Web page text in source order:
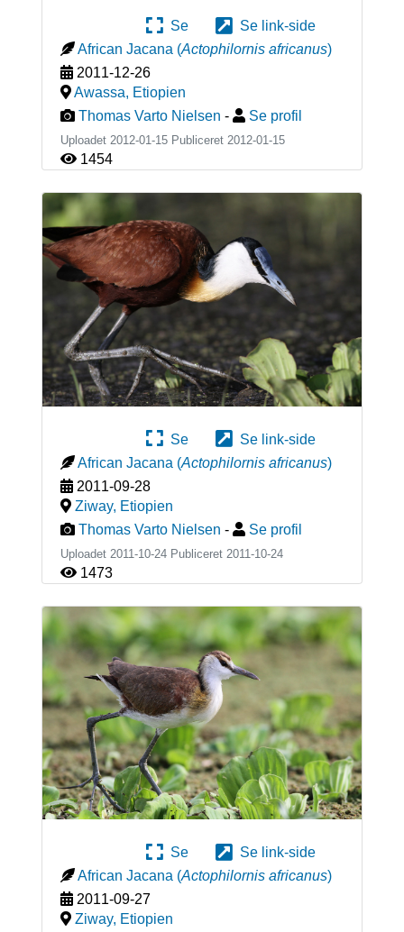
Se
Se link-side
African Jacana (Actophilornis africanus)
2011-12-26
Awassa, Etiopien
Thomas Varto Nielsen - Se profil
Uploadet 2012-01-15 Publiceret 2012-01-15
1454
Se
Se link-side
African Jacana (Actophilornis africanus)
2011-09-28
Ziway, Etiopien
Thomas Varto Nielsen - Se profil
Uploadet 2011-10-24 Publiceret 2011-10-24
1473
Se
Se link-side
African Jacana (Actophilornis africanus)
2011-09-27
Ziway, Etiopien